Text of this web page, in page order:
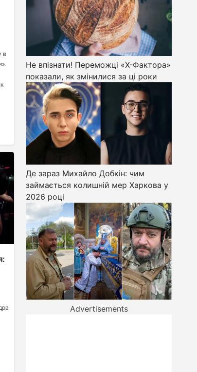
в
Не впізнати! Переможці «Х-Фактора»
показали, як змінилися за ці роки
Де зараз Михайло Добкін: чим
займається колишній мер Харкова у
2026 році
Advertisements